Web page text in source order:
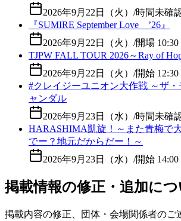
2026年9月22日（火） /時間未確
『SUMIRE September Love ’26』
2026年9月22日（火） /開場 10:30
TJPW FALL TOUR 2026～Ray of
2026年9月22日（火） /開始 12:30
#クレイジーユニオン大作戦 ～ザ
ャンダル
2026年9月23日（水） /時間未確
HARASHIMA凱旋！～また青梅で
でー？地元だからだー！～
2026年9月23日（水） /開始 14:00
掲載情報の修正・追加につ
掲載内容の修正、団体・会場関係者のご